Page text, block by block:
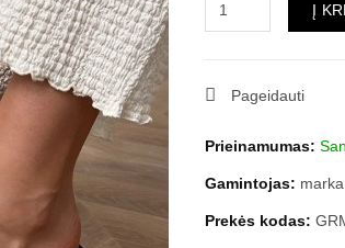
Į
Pageidauti
Prieinamumas:
Gamintojas:
Prekės kodas: